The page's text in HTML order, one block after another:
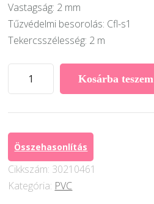
Vastagság: 2 mm
Tűzvédelmi besorolás: Cfl-s1
Tekercsszélesség: 2 m
mennyiség
Kosárba teszem
Összehasonlítás
Cikkszám: 30210461
Kategória: PVC